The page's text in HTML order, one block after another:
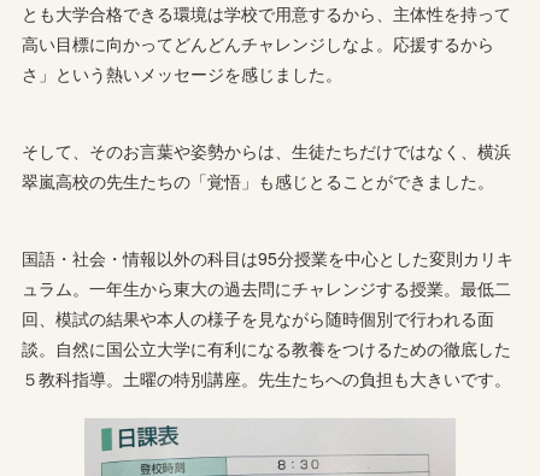
とも大学合格できる環境は学校で用意するから、主体性を持って
高い目標に向かってどんどんチャレンジしなよ。応援するから
さ」という熱いメッセージを感じました。
そして、そのお言葉や姿勢からは、生徒たちだけではなく、横浜
翠嵐高校の先生たちの「覚悟」も感じとることができました。
国語・社会・情報以外の科目は95分授業を中心とした変則カリキ
ュラム。一年生から東大の過去問にチャレンジする授業。最低二
回、模試の結果や本人の様子を見ながら随時個別で行われる面
談。自然に国公立大学に有利になる教養をつけるための徹底した
５教科指導。土曜の特別講座。先生たちへの負担も大きいです。